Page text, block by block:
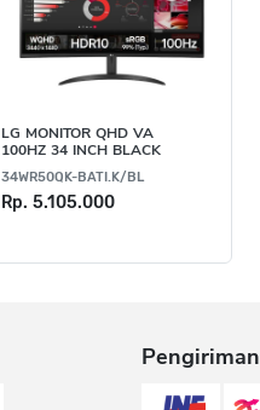
LG MONITOR QHD VA
100HZ 34 INCH BLACK
34WR50QK-BATI.K/BL
Rp. 5.105.000
Pengiriman